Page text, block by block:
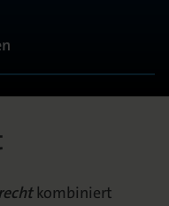
kombiniert